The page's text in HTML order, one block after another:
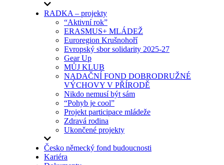
RADKA – projekty
“Aktivní rok”
ERASMUS+ MLÁDEŽ
Euroregion Krušnohoří
Evropský sbor solidarity 2025-27
Gear Up
MŮJ KLUB
NADAČNÍ FOND DOBRODRUŽNÉ
VÝCHOVY V PŘÍRODĚ
Nikdo nemusí být sám
“Pohyb je cool”
Projekt participace mládeže
Zdravá rodina
Ukončené projekty
Česko německý fond budoucnosti
Kariéra